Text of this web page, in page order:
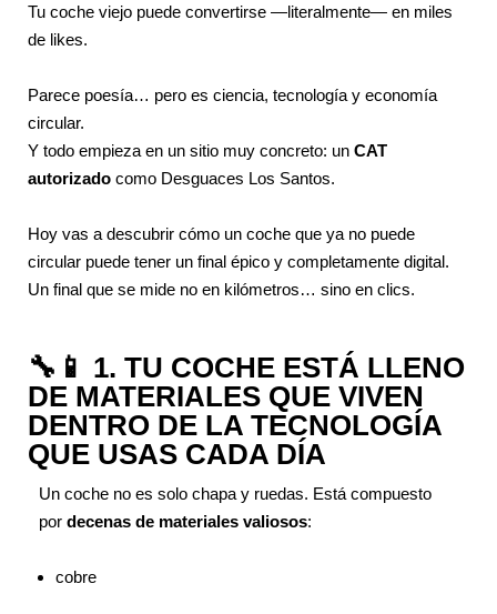
Tu coche viejo puede convertirse —literalmente— en miles
de likes.
Parece poesía… pero es ciencia, tecnología y economía
circular.
Y todo empieza en un sitio muy concreto: un CAT
autorizado como Desguaces Los Santos.
Hoy vas a descubrir cómo un coche que ya no puede
circular puede tener un final épico y completamente digital.
Un final que se mide no en kilómetros… sino en clics.
🔧📱 1. TU COCHE ESTÁ LLENO
DE MATERIALES QUE VIVEN
DENTRO DE LA TECNOLOGÍA
QUE USAS CADA DÍA
Un coche no es solo chapa y ruedas. Está compuesto
por decenas de materiales valiosos:
cobre